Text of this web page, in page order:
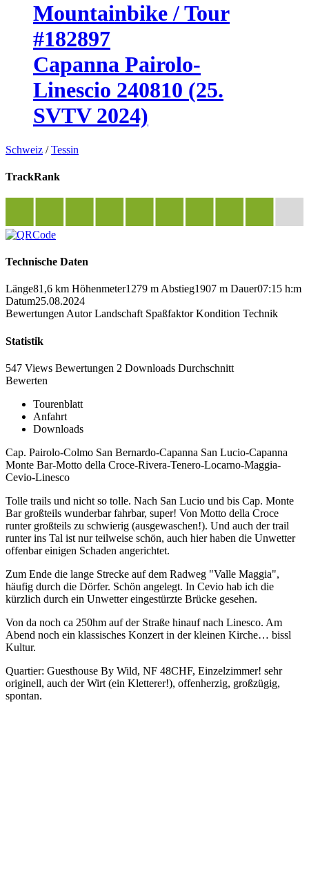
Mountainbike / Tour
#182897
Capanna Pairolo-
Linescio 240810 (25.
SVTV 2024)
Schweiz /Tessin
TrackRank
Technische Daten
Länge81,6 km Höhenmeter1279 m Abstieg1907 m Dauer07:15 h:m
Datum25.08.2024
Bewertungen Autor Landschaft Spaßfaktor Kondition Technik
Statistik
547 Views Bewertungen 2 Downloads Durchschnitt
Bewerten
Tourenblatt
Anfahrt
Downloads
Cap. Pairolo-Colmo San Bernardo-Capanna San Lucio-Capanna
Monte Bar-Motto della Croce-Rivera-Tenero-Locarno-Maggia-
Cevio-Linesco
Tolle trails und nicht so tolle. Nach San Lucio und bis Cap. Monte
Bar großteils wunderbar fahrbar, super! Von Motto della Croce
runter großteils zu schwierig (ausgewaschen!). Und auch der trail
runter ins Tal ist nur teilweise schön, auch hier haben die Unwetter
offenbar einigen Schaden angerichtet.
Zum Ende die lange Strecke auf dem Radweg "Valle Maggia",
häufig durch die Dörfer. Schön angelegt. In Cevio hab ich die
kürzlich durch ein Unwetter eingestürzte Brücke gesehen.
Von da noch ca 250hm auf der Straße hinauf nach Linesco. Am
Abend noch ein klassisches Konzert in der kleinen Kirche… bissl
Kultur.
Quartier: Guesthouse By Wild, NF 48CHF, Einzelzimmer! sehr
originell, auch der Wirt (ein Kletterer!), offenherzig, großzügig,
spontan.